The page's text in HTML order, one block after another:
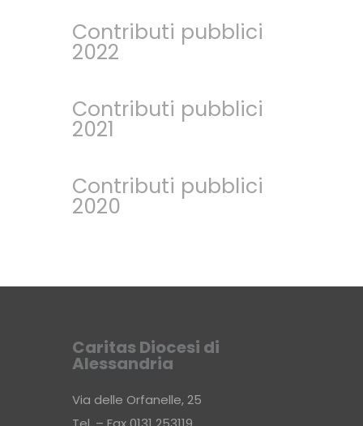
Contributi pubblici
2022
Contributi pubblici
2021
Contributi pubblici
2020
Caritas Diocesi di
Alessandria
Via delle Orfanelle, 25